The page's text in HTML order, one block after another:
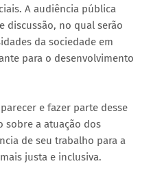
A audiência pública
discussão, no qual serão
da sociedade em
para o desenvolvimento
e fazer parte desse
sobre a atuação dos
de seu trabalho para a
justa e inclusiva.